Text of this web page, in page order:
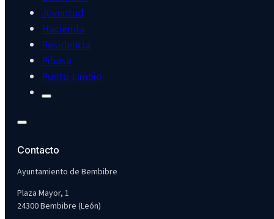
Juventud
Hacienda
Residencia
Pibasa
Punto Limpio
Contacto
Ayuntamiento de Bembibre
Plaza Mayor, 1
24300 Bembibre (León)